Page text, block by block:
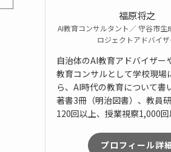
福原将之
AI教育コンサルタント／ 守谷市生
ロジェクトアドバイザ
自治体のAI教育アドバイザー
教育コンサルとして学校現場
ら、AI時代の教育について書
著書3冊（明治図書）、教員
120回以上、授業視察1,000回
プロフィール詳